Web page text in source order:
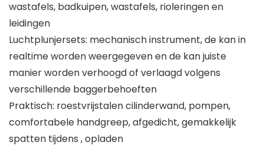
wastafels, badkuipen, wastafels, rioleringen en
leidingen
Luchtplunjersets: mechanisch instrument, de kan in
realtime worden weergegeven en de kan juiste
manier worden verhoogd of verlaagd volgens
verschillende baggerbehoeften
Praktisch: roestvrijstalen cilinderwand, pompen,
comfortabele handgreep, afgedicht, gemakkelijk
spatten tijdens , opladen